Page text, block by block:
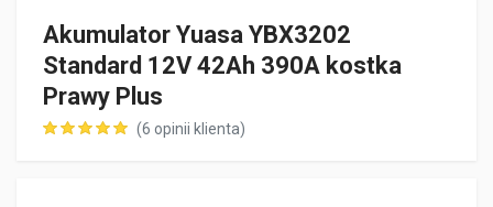
Akumulator Yuasa YBX3202
Standard 12V 42Ah 390A kostka
Prawy Plus
(6 opinii klienta)